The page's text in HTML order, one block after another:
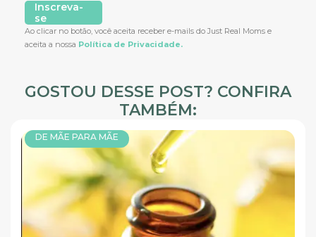
Inscreva-
se
Ao clicar no botão, você aceita receber e-mails do Just Real Moms e
aceita a nossa Política de Privacidade.
GOSTOU DESSE POST? CONFIRA
TAMBÉM:
DE MÃE PARA MÃE